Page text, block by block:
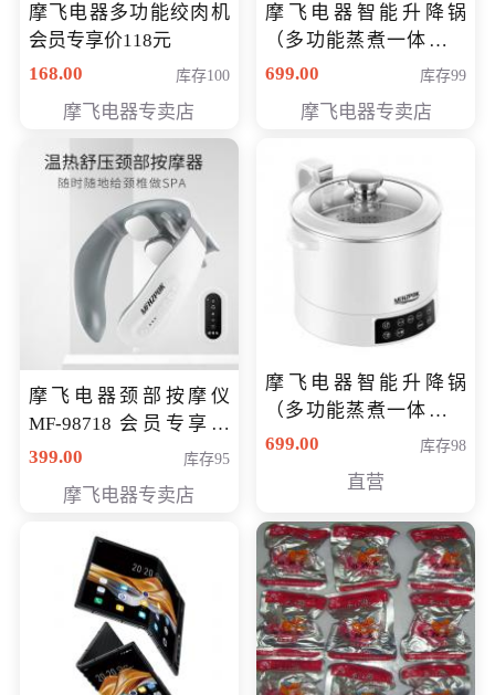
摩飞电器多功能绞肉机
会员专享价118元
168.00
库存100
摩飞电器专卖店
摩飞电器智能升降锅
（多功能蒸煮一体锅）
（智能升降养生锅） 会
699.00 库存99
摩飞电器专卖店
摩飞电器颈部按摩仪
MF-98718 会员专享价
299元
399.00 库存95
摩飞电器专卖店
摩飞电器智能升降锅
（多功能蒸煮一体锅）
（智能升降养生锅） 会
699.00 库存98
直营